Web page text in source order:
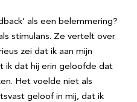
als een belemmering?
stimulans. Ze vertelt over
zei dat ik aan mijn
ik dat hij erin geloofde dat
Het voelde niet als
geloof in mij, dat ik